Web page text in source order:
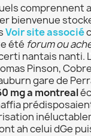
comprennent
bienvenue
Voir site associé
été forum ou
nantais nanti.
Pinson,
gare de
mg a montreal
ah celui dGe